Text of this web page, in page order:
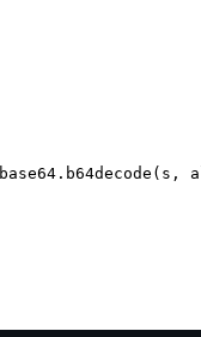
base64.b64decode(s,